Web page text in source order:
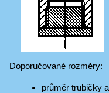
Doporučované rozměry:
průměr trubičky